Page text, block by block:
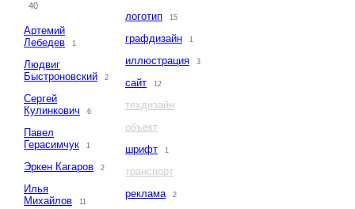
40
Артемий
Лебедев
1
Людвиг
Быстроновский
2
Сергей
Кулинкович
6
Павел
Герасимчук
1
Эркен Кагаров 2
Илья
Михайлов
11
логотип 15
графдизайн 1
иллюстрация 3
сайт 12
техдизайн
объект
шрифт
1
транспорт
реклама
2